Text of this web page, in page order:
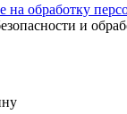
на обработку
и